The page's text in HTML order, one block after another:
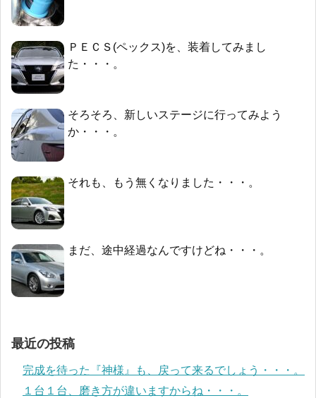
ＰＥＣＳ(ペックス)を、装着してみまし
た・・・。
そろそろ、新しいステージに行ってみよう
か・・・。
それも、もう無くなりました・・・。
まだ、途中経過なんですけどね・・・。
最近の投稿
完成を待った『神様』も、戻って来るでしょう・・・。
１台１台、磨き方が違いますからね・・・。